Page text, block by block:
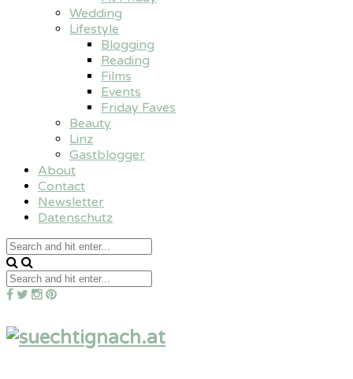
Wedding
Lifestyle
Blogging
Reading
Films
Events
Friday Faves
Beauty
Linz
Gastblogger
About
Contact
Newsletter
Datenschutz